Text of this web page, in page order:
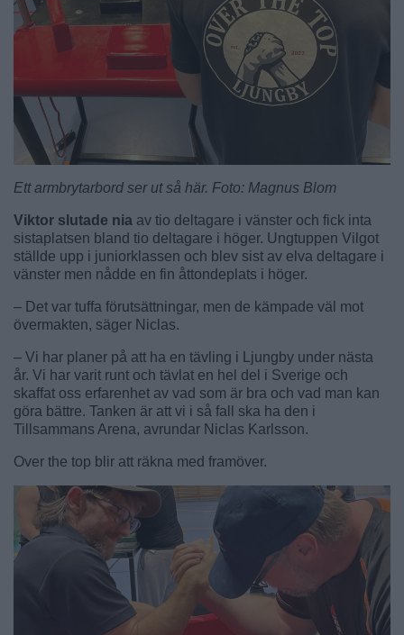
Ett armbrytarbord ser ut så här. Foto: Magnus Blom
Viktor slutade nia av tio deltagare i vänster och fick inta
sistaplatsen bland tio deltagare i höger. Ungtuppen Vilgot
ställde upp i juniorklassen och blev sist av elva deltagare i
vänster men nådde en fin åttondeplats i höger.
– Det var tuffa förutsättningar, men de kämpade väl mot
övermakten, säger Niclas.
– Vi har planer på att ha en tävling i Ljungby under nästa
år. Vi har varit runt och tävlat en hel del i Sverige och
skaffat oss erfarenhet av vad som är bra och vad man kan
göra bättre. Tanken är att vi i så fall ska ha den i
Tillsammans Arena, avrundar Niclas Karlsson.
Over the top blir att räkna med framöver.